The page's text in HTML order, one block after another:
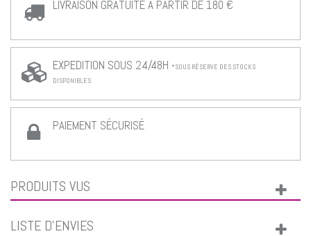
LIVRAISON GRATUITE À PARTIR DE 180 €
EXPEDITION SOUS 24/48H *SOUS RÉSERVE DES STOCKS
DISPONIBLES
PAIEMENT SÉCURISÉ
PRODUITS VUS
LISTE D'ENVIES